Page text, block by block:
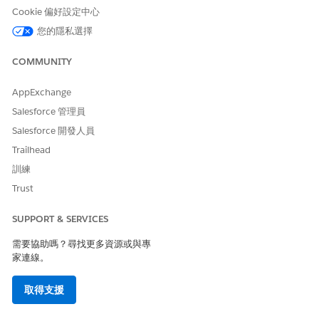
Cookie 偏好設定中心
您的隱私選擇
COMMUNITY
AppExchange
Salesforce 管理員
Salesforce 開發人員
Trailhead
訓練
Trust
SUPPORT & SERVICES
需要協助嗎？尋找更多資源或與專
家連線。
取得支援